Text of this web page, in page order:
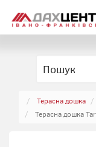
Терасна дошка
Терасна дошка